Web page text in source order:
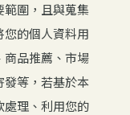
範圍，且與蒐集
的個人資料用
商品推薦、市場
發等，若基於本
處理、利用您的